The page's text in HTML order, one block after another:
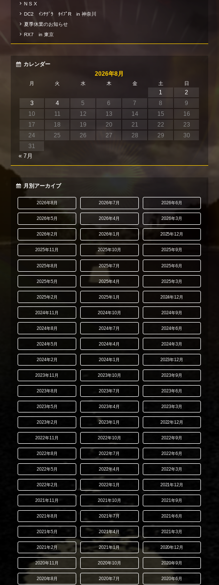
N S X
DC2 ｲﾝﾃｸﾞﾗ ﾀｲﾌﾟR in 神奈川
夏季休業のお知らせ
RX7 in 東京
カレンダー
2026年8月
月 火 水 木 金 土 日
1
2
3
4 5 6 7 8
9
10
11 12 13 14 15
16
17
18 19 20 21 22
23
24
25 26 27 28 29
30
31
« 7月
月別アーカイブ
2026年8月 2026年7月 2026年6月
2026年5月 2026年4月 2026年3月
2026年2月 2026年1月 2025年12月
2025年11月 2025年10月 2025年9月
2025年8月 2025年7月 2025年6月
2025年5月 2025年4月 2025年3月
2025年2月 2025年1月 2024年12月
2024年11月 2024年10月 2024年9月
2024年8月 2024年7月 2024年6月
2024年5月 2024年4月 2024年3月
2024年2月 2024年1月 2023年12月
2023年11月 2023年10月 2023年9月
2023年8月 2023年7月 2023年6月
2023年5月 2023年4月 2023年3月
2023年2月 2023年1月 2022年12月
2022年11月 2022年10月 2022年9月
2022年8月 2022年7月 2022年6月
2022年5月 2022年4月 2022年3月
2022年2月 2022年1月 2021年12月
2021年11月 2021年10月 2021年9月
2021年8月 2021年7月 2021年6月
2021年5月 2021年4月 2021年3月
2021年2月 2021年1月 2020年12月
2020年11月 2020年10月 2020年9月
2020年8月 2020年7月 2020年6月